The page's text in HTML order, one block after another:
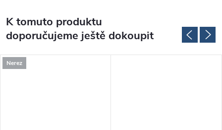
K tomuto produktu
doporučujeme ještě dokoupit
Nerez